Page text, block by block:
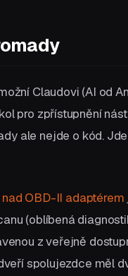
Claudovi (AI od
pro zpřístupnění
ale nejde o kód.
OBD-II adaptérem
(oblíbená
z veřejně
spolujezdce měl